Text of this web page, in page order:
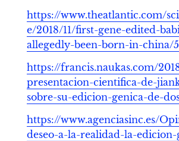
https://www.theatlantic.com/
e/2018/11/first-gene-edited-
allegedly-been-born-in-china/
https://francis.naukas.com/
presentacion-cientifica-de-
sobre-su-edicion-genica-de-
https://www.agenciasinc.es/
deseo-a-la-realidad-la-edicion-